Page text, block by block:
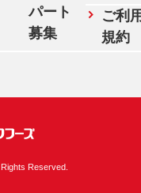
パート
募集
ご利
規約
Reserved.